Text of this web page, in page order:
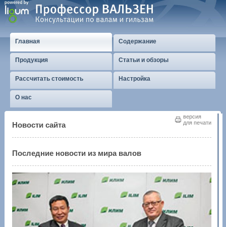
Главная Содержание
Продукция Статьи и обзоры
Рассчитать стоимость Настройка
О нас
версия
для печати
Новости сайта
Последние новости из мира валов